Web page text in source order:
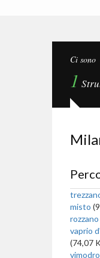
Ci sono
1
misto
vaprio
(74,07